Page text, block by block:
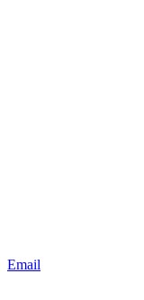
Email